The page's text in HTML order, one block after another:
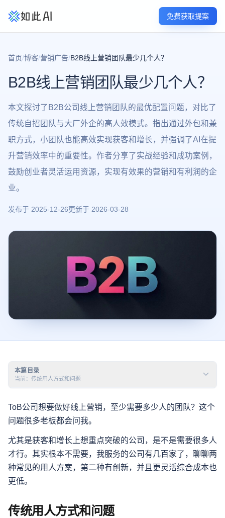
免费获取提案
首页/博客/营销广告/B2B线上营销团队最少几个人？
B2B线上营销团队最少几个人？
本文探讨了B2B公司线上营销团队的最优配置问题，对比了
传统自招团队与大厂外企的高人效模式。指出通过外包和兼
职方式，小团队也能高效实现获客和增长，并强调了AI在提
升营销效率中的重要性。作者分享了实战经验和成功案例，
鼓励创业者灵活运用资源，实现有效果的营销和有利润的企
业。
发布于 2025-12-26更新于 2026-03-28
本篇目录
当前：传统用人方式和问题
ToB公司想要做好线上营销，至少需要多少人的团队？这个
问题很多老板都会问我。
尤其是获客和增长上想重点突破的公司，是不是需要很多人
才行。其实根本不需要，我服务的公司有几百家了，聊聊两
种常见的用人方案，第二种有创新，并且更灵活综合成本也
更低。
传统用人方式和问题